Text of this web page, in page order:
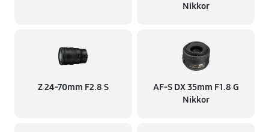
Nikkor
Z 24-70mm F2.8 S
AF-S DX 35mm F1.8 G
Nikkor